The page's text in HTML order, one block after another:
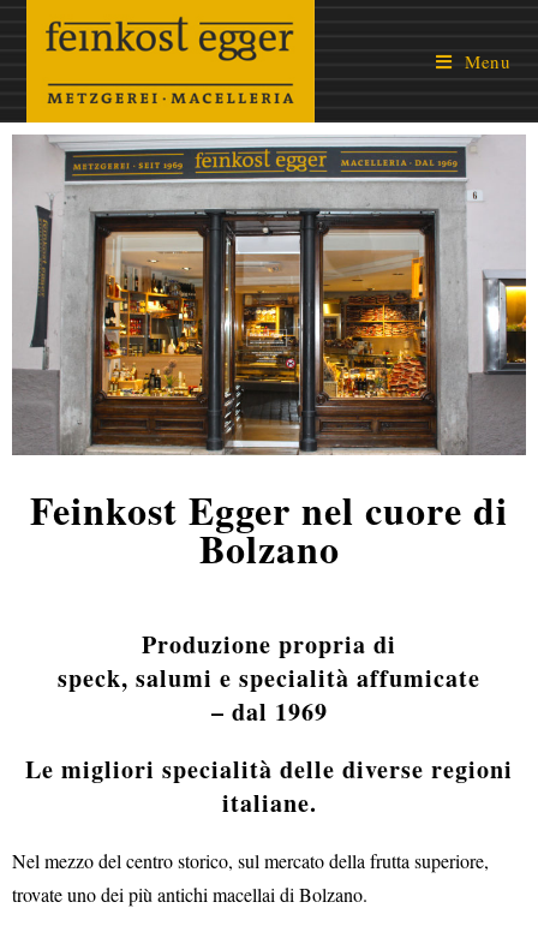
Menu
Feinkost Egger nel cuore di
Bolzano
Produzione propria di
speck, salumi e specialità affumicate
– dal 1969
Le migliori specialità delle diverse regioni
italiane.
Nel mezzo del centro storico, sul mercato della frutta superiore,
trovate uno dei più antichi macellai di Bolzano.